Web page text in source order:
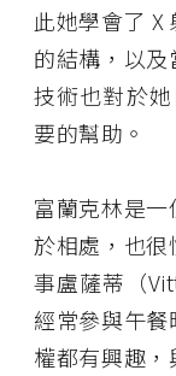
此她學會了 X
的結構，以
技術也對於
要的幫助。
富蘭克林是
於相處，也
事盧薩蒂（
經常參與午
權都有興趣